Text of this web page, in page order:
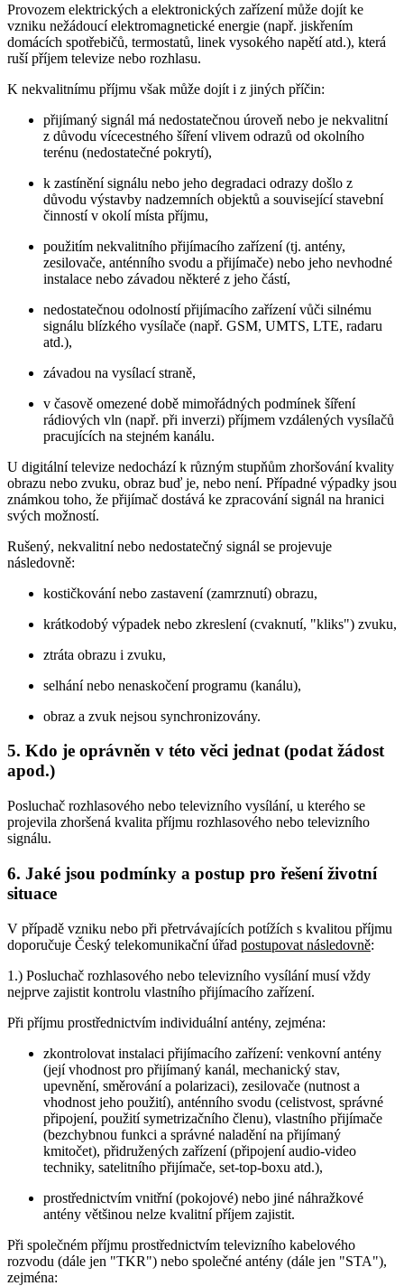
Provozem elektrických a elektronických zařízení může dojít ke
vzniku nežádoucí elektromagnetické energie (např. jiskřením
domácích spotřebičů, termostatů, linek vysokého napětí atd.), která
ruší příjem televize nebo rozhlasu.
K nekvalitnímu příjmu však může dojít i z jiných příčin:
přijímaný signál má nedostatečnou úroveň nebo je nekvalitní
z důvodu vícecestného šíření vlivem odrazů od okolního
terénu (nedostatečné pokrytí),
k zastínění signálu nebo jeho degradaci odrazy došlo z
důvodu výstavby nadzemních objektů a související stavební
činností v okolí místa příjmu,
použitím nekvalitního přijímacího zařízení (tj. antény,
zesilovače, anténního svodu a přijímače) nebo jeho nevhodné
instalace nebo závadou některé z jeho částí,
nedostatečnou odolností přijímacího zařízení vůči silnému
signálu blízkého vysílače (např. GSM, UMTS, LTE, radaru
atd.),
závadou na vysílací straně,
v časově omezené době mimořádných podmínek šíření
rádiových vln (např. při inverzi) příjmem vzdálených vysílačů
pracujících na stejném kanálu.
U digitální televize nedochází k různým stupňům zhoršování kvality
obrazu nebo zvuku, obraz buď je, nebo není. Případné výpadky jsou
známkou toho, že přijímač dostává ke zpracování signál na hranici
svých možností.
Rušený, nekvalitní nebo nedostatečný signál se projevuje
následovně:
kostičkování nebo zastavení (zamrznutí) obrazu,
krátkodobý výpadek nebo zkreslení (cvaknutí, "kliks") zvuku,
ztráta obrazu i zvuku,
selhání nebo nenaskočení programu (kanálu),
obraz a zvuk nejsou synchronizovány.
5. Kdo je oprávněn v této věci jednat (podat žádost
apod.)
Posluchač rozhlasového nebo televizního vysílání, u kterého se
projevila zhoršená kvalita příjmu rozhlasového nebo televizního
signálu.
6. Jaké jsou podmínky a postup pro řešení životní
situace
V případě vzniku nebo při přetrvávajících potížích s kvalitou příjmu
doporučuje Český telekomunikační úřad postupovat následovně:
1.) Posluchač rozhlasového nebo televizního vysílání musí vždy
nejprve zajistit kontrolu vlastního přijímacího zařízení.
Při příjmu prostřednictvím individuální antény, zejména:
zkontrolovat instalaci přijímacího zařízení: venkovní antény
(její vhodnost pro přijímaný kanál, mechanický stav,
upevnění, směrování a polarizaci), zesilovače (nutnost a
vhodnost jeho použití), anténního svodu (celistvost, správné
připojení, použití symetrizačního členu), vlastního přijímače
(bezchybnou funkci a správné naladění na přijímaný
kmitočet), přidružených zařízení (připojení audio-video
techniky, satelitního přijímače, set-top-boxu atd.),
prostřednictvím vnitřní (pokojové) nebo jiné náhražkové
antény většinou nelze kvalitní příjem zajistit.
Při společném příjmu prostřednictvím televizního kabelového
rozvodu (dále jen "TKR") nebo společné antény (dále jen "STA"),
zejména: